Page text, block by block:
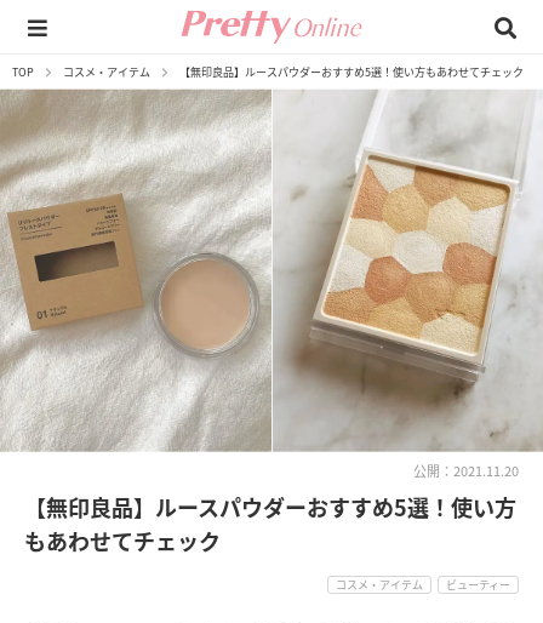
TOP コスメ・アイテム 【無印良品】ルースパウダーおすすめ5選！使い方もあわせてチェック
公開：2021.11.20
【無印良品】ルースパウダーおすすめ5選！使い方
もあわせてチェック
コスメ・アイテム ビューティー